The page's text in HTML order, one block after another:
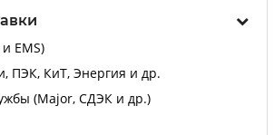
EMS)
ПЭК, КиТ, Энергия и др.
(Major, СДЭК и др.)